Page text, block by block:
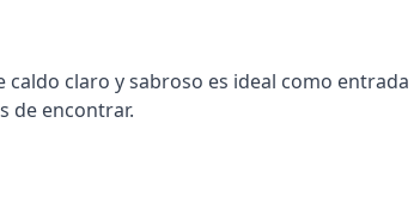
claro y sabroso es ideal como entrada
de encontrar.